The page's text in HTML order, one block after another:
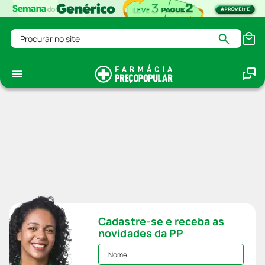
Procurar no site
Cadastre-se e receba as
novidades da PP